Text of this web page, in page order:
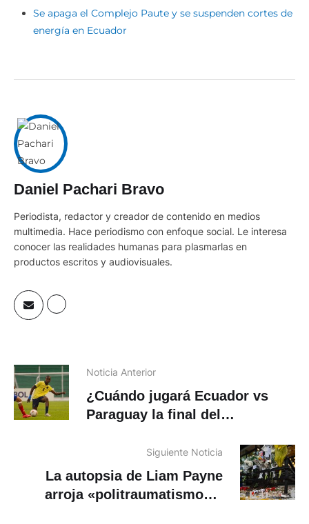
Se apaga el Complejo Paute y se suspenden cortes de
energía en Ecuador
Daniel Pachari Bravo
Periodista, redactor y creador de contenido en medios
multimedia. Hace periodismo con enfoque social. Le interesa
conocer las realidades humanas para plasmarlas en
productos escritos y audiovisuales.
Noticia Anterior
¿Cuándo jugará Ecuador vs
Paraguay la final del
Siguiente Noticia
La autopsia de Liam Payne
arroja «politraumatismo» y